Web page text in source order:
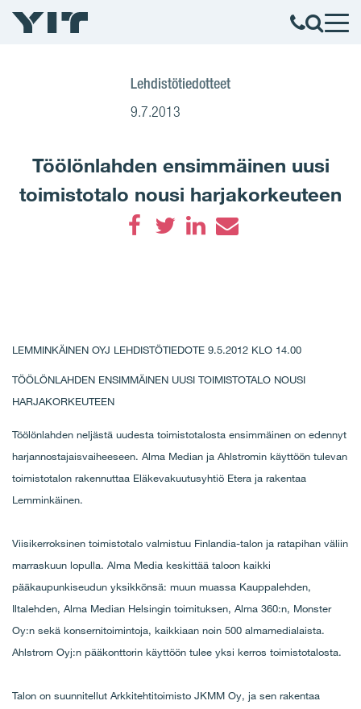
Lehdistötiedotteet
9.7.2013
Töölönlahden ensimmäinen uusi
toimistotalo nousi harjakorkeuteen
LEMMINKÄINEN OYJ LEHDISTÖTIEDOTE 9.5.2012 KLO 14.00
TÖÖLÖNLAHDEN ENSIMMÄINEN UUSI TOIMISTOTALO NOUSI
HARJAKORKEUTEEN
Töölönlahden neljästä uudesta toimistotalosta ensimmäinen on edennyt
harjannostajaisvaiheeseen. Alma Median ja Ahlstromin käyttöön tulevan
toimistotalon rakennuttaa Eläkevakuutusyhtiö Etera ja rakentaa
Lemminkäinen.
Viisikerroksinen toimistotalo valmistuu Finlandia-talon ja ratapihan väliin
marraskuun lopulla. Alma Media keskittää taloon kaikki
pääkaupunkiseudun yksikkönsä: muun muassa Kauppalehden,
Iltalehden, Alma Median Helsingin toimituksen, Alma 360:n, Monster
Oy:n sekä konsernitoimintoja, kaikkiaan noin 500 almamedialaista.
Ahlstrom Oyj:n pääkonttorin käyttöön tulee yksi kerros toimistotalosta.
Talon on suunnitellut Arkkitehtitoimisto JKMM Oy, ja sen rakentaa